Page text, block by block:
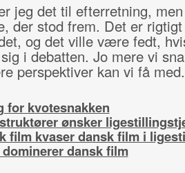
jeg det til efterretning,
der stod frem. Det er
og det ville være fedt,
i debatten. Jo mere vi
perspektiver kan vi få
for kvotesnakken
ønsker
film kvaser dansk film i
dansk film